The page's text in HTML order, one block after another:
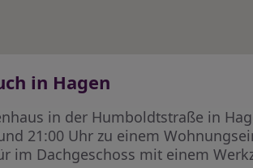
in Hagen
in der Humboldtstraße in
21:00 Uhr zu einem
im Dachgeschoss mit einem